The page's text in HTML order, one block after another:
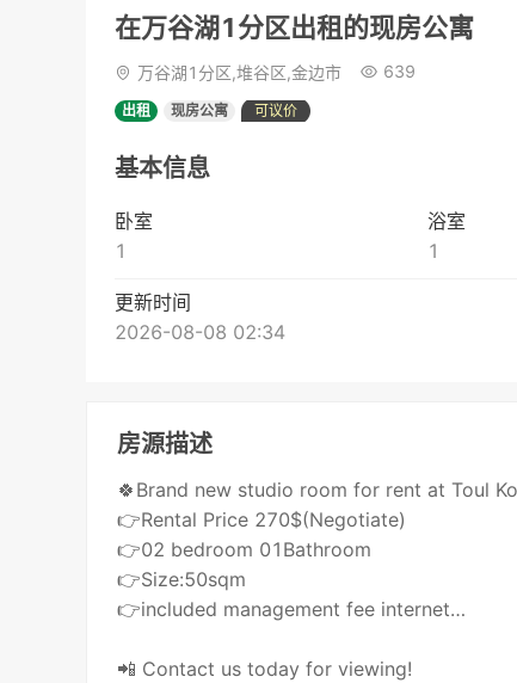
在万谷湖1分区出租的现房公寓
万谷湖1分区,堆谷区,金边市 639
出租 现房公寓 可议价
基本信息
卧室
1
浴室
1
更新时间
2026-08-08 02:34
房源描述
🍀Brand new studio room for rent at Toul
👉Rental Price 270$(Negotiate)
👉02 bedroom 01Bathroom
👉Size:50sqm
👉included management fee internet…
📲 Contact us today for viewing!